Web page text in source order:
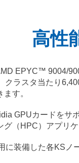
高性
EPYC™ 9004/
ラスタ当たり
す。
GPUカードをサ
（HPC）アプリ
に装備した各KSノ